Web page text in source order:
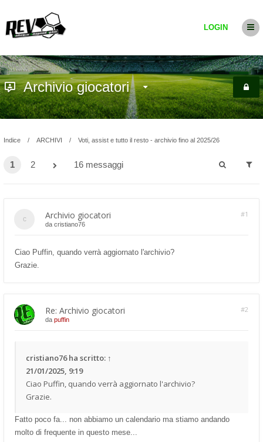
LOGIN
Archivio giocatori
Indice ARCHIVI Voti, assist e tutto il resto - archivio fino al 2025/26
1 2 16 messaggi
Archivio giocatori #1
da cristiano76
Ciao Puffin, quando verrà aggiornato l'archivio?
Grazie.
Re: Archivio giocatori #2
da puffin
cristiano76ha scritto: ↑
21/01/2025, 9:19
Ciao Puffin, quando verrà aggiornato l'archivio?
Grazie.
Fatto poco fa... non abbiamo un calendario ma stiamo andando
molto di frequente in questo mese...